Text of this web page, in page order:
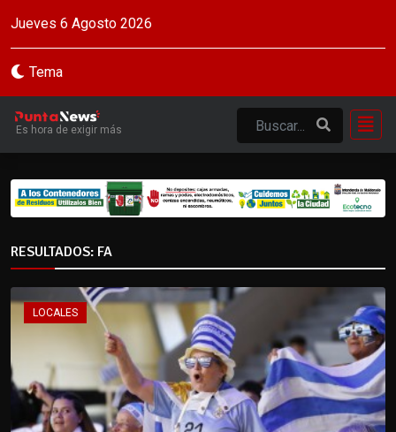
Jueves 6 Agosto 2026
Tema
Es hora de exigir más
RESULTADOS: FA
LOCALES